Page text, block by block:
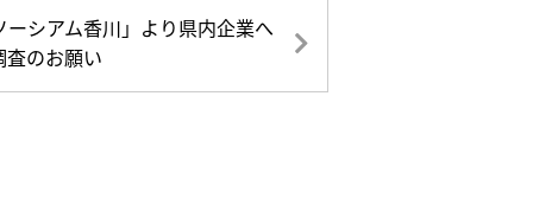
ーシアム香川」より県内企業へ
査のお願い